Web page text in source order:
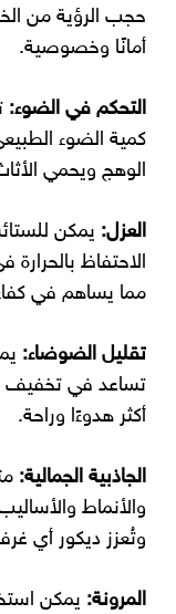
حجب الرؤية من
أمانًا وخصوصية.
التحكم في الضوء:
كمية الضوء
الوهج ويحمي
العزل: يمكن
الاحتفاظ
مما يساهم في
تقليل الضوضاء:
تساعد في تخفيف
أكثر هدوءًا وراحة.
الجاذبية الجمالية:
والأنماط
وتُعزز ديكور أي
المرونة: يمكن